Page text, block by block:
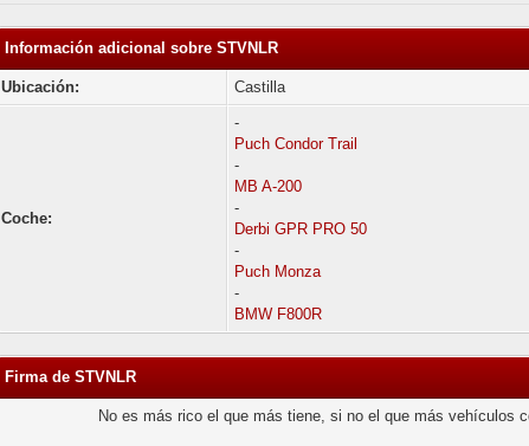
Información adicional sobre STVNLR
Ubicación: Castilla
Coche:
-
Puch Condor Trail
-
MB A-200
-
Derbi GPR PRO 50
-
Puch Monza
-
BMW F800R
Firma de STVNLR
No es más rico el que más tiene, si no el que más vehículos